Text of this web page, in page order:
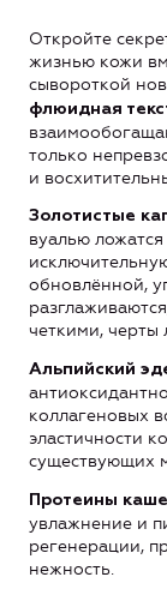
Откройте
жизнью кожи
сывороткой
флюидная
только
и
Золотистые
вуалью
обновлённой,
четкими,
Альпийский
коллагеновых
эластичности
существующих
Протеины
увлажнение и
регенерации,
нежность.